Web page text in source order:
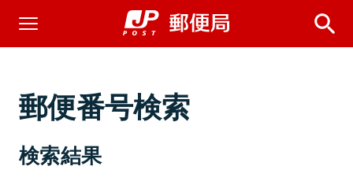
郵便番号検索
検索結果